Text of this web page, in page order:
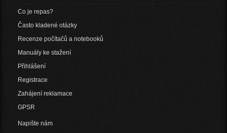
Co je repas?
Často kladené otázky
Recenze počítačů a notebooků
Manuály ke stažení
Přihlášení
Registrace
Zahájení reklamace
GPSR
Napište nám